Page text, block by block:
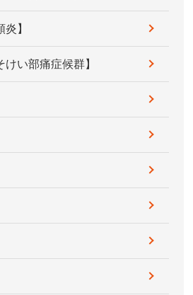
】
い部痛症候群】